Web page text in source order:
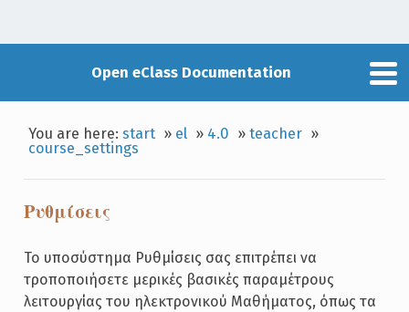
Open eClass Documentation
You are here:start » el » 4.0 »teacher »
course_settings
Ρυθμίσεις
Το υποσύστημα Ρυθμίσεις σας επιτρέπει να
τροποποιήσετε μερικές βασικές παραμέτρους
λειτουργίας του ηλεκτρονικού Μαθήματος, όπως τα